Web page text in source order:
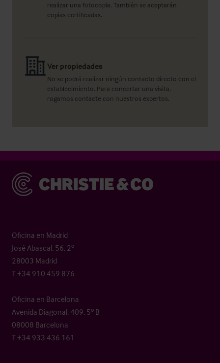
realizar una fotocopia. También se aceptarán
copias certificadas.
Ver propiedades
No se podrá realizar ningún contacto directo con el
establecimiento. Para concertar una visita,
rogamos contacte con nuestros expertos.
Christie & Co
Oficina en Madrid
José Abascal, 56, 2º
28003 Madrid
T +34 910 459 876
Oficina en Barcelona
Avenida Diagonal, 409, 5º B
08008 Barcelona
T +34 933 436 161